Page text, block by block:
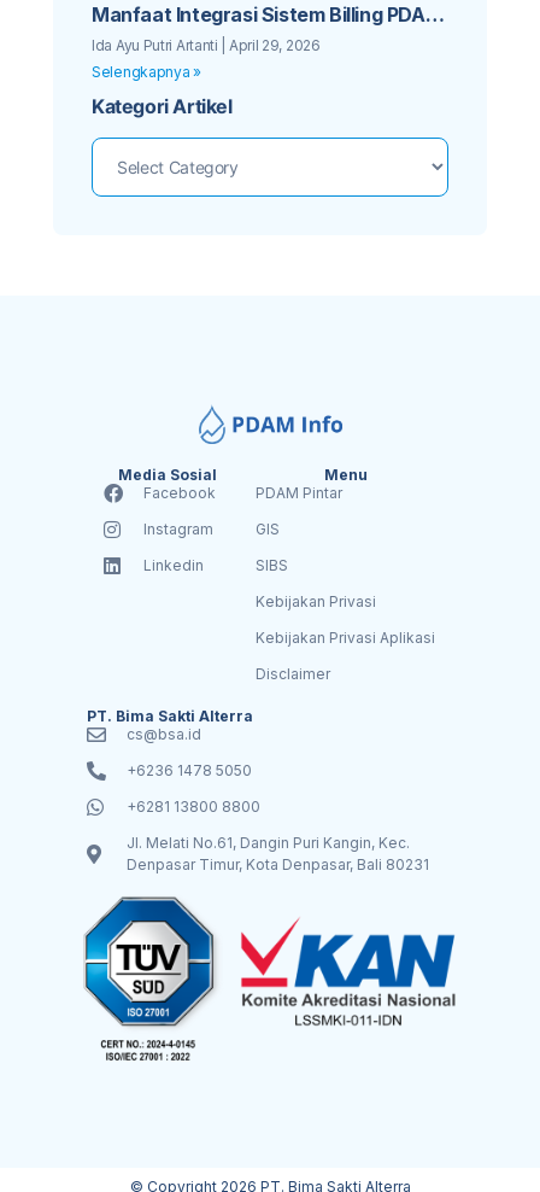
Manfaat Integrasi Sistem Billing PDAM
dengan Aplikasi Mobile Pelanggan
Ida Ayu Putri Artanti
April 29, 2026
Selengkapnya »
Kategori Artikel
Media Sosial
Facebook
Instagram
Linkedin
Menu
PDAM Pintar
GIS
SIBS
Kebijakan Privasi
Kebijakan Privasi Aplikasi
Disclaimer
PT. Bima Sakti Alterra
cs@bsa.id
+6236 1478 5050
+6281 13800 8800
Jl. Melati No.61, Dangin Puri Kangin, Kec.
Denpasar Timur, Kota Denpasar, Bali 80231
© Copyright 2026 PT. Bima Sakti Alterra